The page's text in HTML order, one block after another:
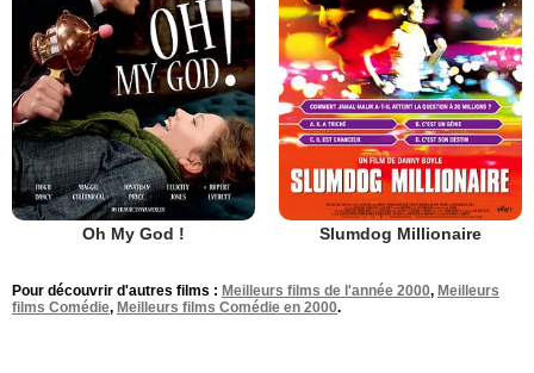
Oh My God ! Slumdog Millionaire
Pour découvrir d'autres films : Meilleurs films de l'année 2000, Meilleurs
films Comédie, Meilleurs films Comédie en 2000.